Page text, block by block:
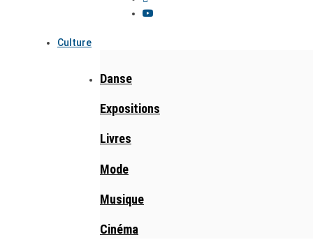
Culture
Danse
Expositions
Livres
Mode
Musique
Cinéma